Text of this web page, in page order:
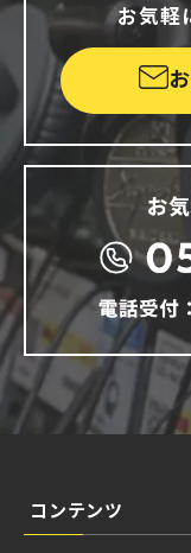
お気軽
コンテンツ